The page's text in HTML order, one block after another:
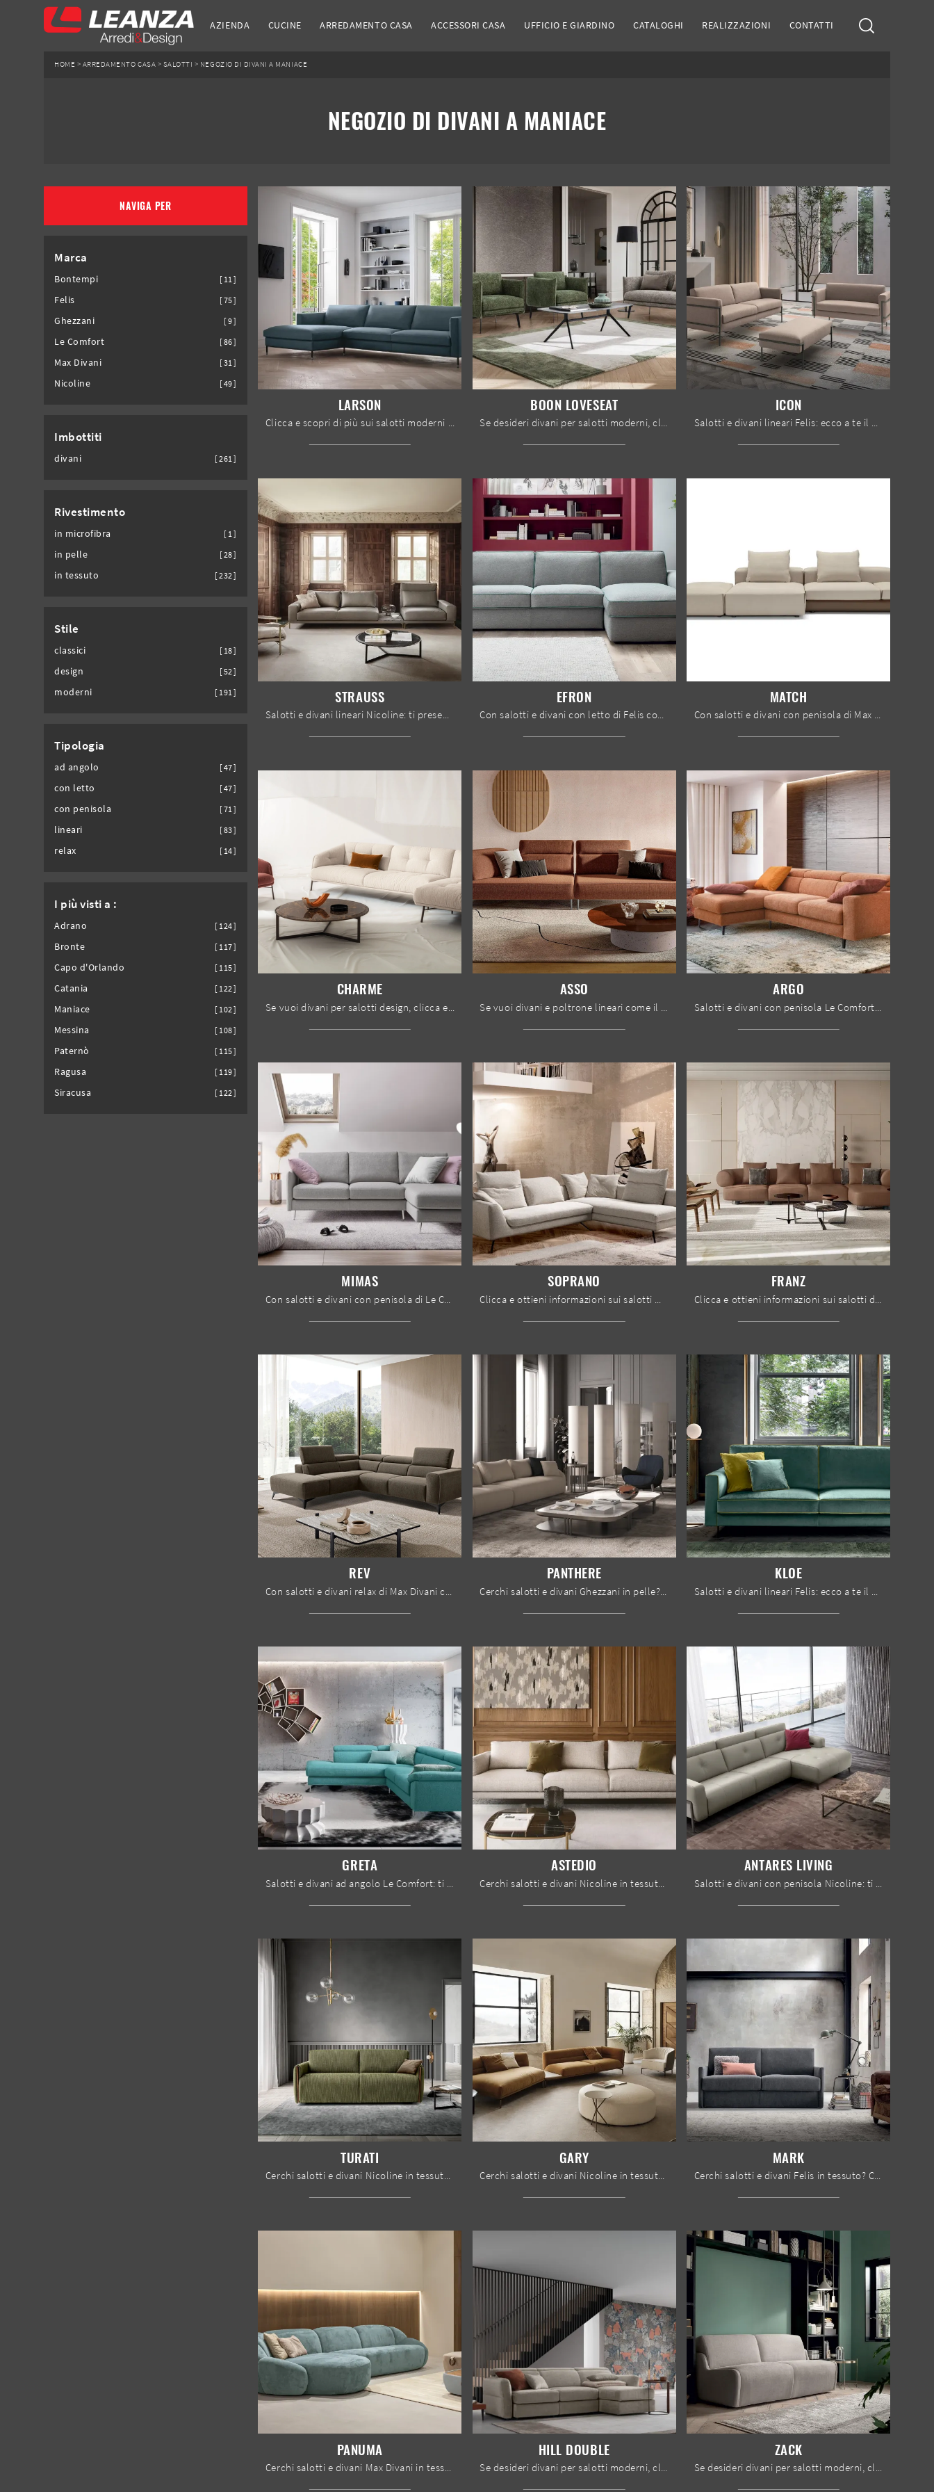
AZIENDA CUCINE ARREDAMENTO CASA ACCESSORI CASA UFFICIO E GIARDINO CATALOGHI REALIZZAZIONI CONTATTI
HOME > ARREDAMENTO CASA > SALOTTI > NEGOZIO DI DIVANI A MANIACE
NEGOZIO DI DIVANI A MANIACE
NAVIGA PER
Marca
Bontempi 11
Felis 75
Ghezzani 9
Le Comfort 86
Max Divani 31
Nicoline 49
Imbottiti
divani 261
Rivestimento
in microfibra 1
in pelle 28
in tessuto 232
Stile
classici 18
design 52
moderni 191
Tipologia
ad angolo 47
con letto 47
con penisola 71
lineari 83
relax 14
I più visti a :
Adrano 124
Bronte 117
Capo d'Orlando 115
Catania 122
Maniace 102
Messina 108
Paternò 115
Ragusa 119
Siracusa 122
LARSON
Clicca e scopri di più sui salotti moderni di Felis! Differenti modelli di divani, come Larson, ti aspettano.
BOON LOVESEAT
Se desideri divani per salotti moderni, clicca e leggi di più sul modello Boon Loveseat in tessuto del marchio Le Comfort.
ICON
Salotti e divani lineari Felis: ecco a te il modello Icon in tessuto per completare il soggiorno.
STRAUSS
Salotti e divani lineari Nicoline: ti presentiamo il modello Strauss in pelle per completare il soggiorno.
EFRON
Con salotti e divani con letto di Felis come il modello Efron in tessuto, potrai completare il tuo progetto d'arredo.
MATCH
Con salotti e divani con penisola di Max Divani come il modello Match in tessuto, potrai completare il tuo progetto d'arredo.
CHARME ASSO ARGO
MIMAS SOPRANO FRANZ
REV PANTHERE KLOE
GRETA ASTEDIO ANTARES LIVING
TURATI GARY MARK
PANUMA
Cerchi salotti e divani Max Divani in tessuto? Clicca e scopri di più sul modello Panuma per spazi design.
HILL DOUBLE
Se desideri divani per salotti moderni, clicca e leggi di più sul modello Hill Double in tessuto della marca Le Comfort.
ZACK
Se desideri divani per salotti moderni, clicca e leggi di più sul modello Zack in tessuto del marchio Felis.